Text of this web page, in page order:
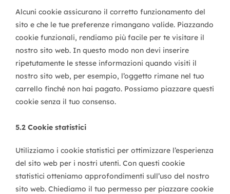
Alcuni cookie assicurano il corretto funzionamento del
sito e che le tue preferenze rimangano valide. Piazzando
cookie funzionali, rendiamo più facile per te visitare il
nostro sito web. In questo modo non devi inserire
ripetutamente le stesse informazioni quando visiti il
nostro sito web, per esempio, l’oggetto rimane nel tuo
carrello finché non hai pagato. Possiamo piazzare questi
cookie senza il tuo consenso.
5.2 Cookie statistici
Utilizziamo i cookie statistici per ottimizzare l’esperienza
del sito web per i nostri utenti. Con questi cookie
statistici otteniamo approfondimenti sull’uso del nostro
sito web. Chiediamo il tuo permesso per piazzare cookie